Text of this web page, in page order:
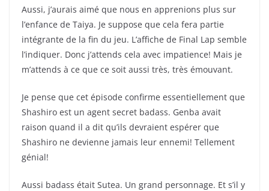
Aussi, j’aurais aimé que nous en apprenions plus sur
l’enfance de Taiya. Je suppose que cela fera partie
intégrante de la fin du jeu. L’affiche de Final Lap semble
l’indiquer. Donc j’attends cela avec impatience! Mais je
m’attends à ce que ce soit aussi très, très émouvant.
Je pense que cet épisode confirme essentiellement que
Shashiro est un agent secret badass. Genba avait
raison quand il a dit qu’ils devraient espérer que
Shashiro ne devienne jamais leur ennemi! Tellement
génial!
Aussi badass était Sutea. Un grand personnage. Et s’il y